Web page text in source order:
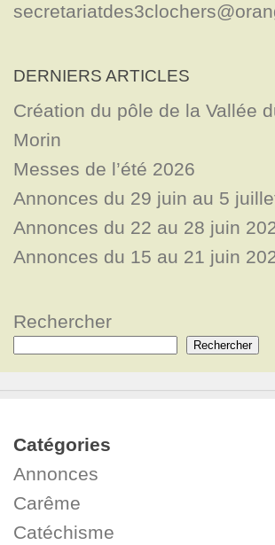
DERNIERS ARTICLES
Création du pôle de la Vallée
Morin
Messes de l’été 2026
Annonces du 29 juin au 5
Annonces du 22 au 28 juin
Annonces du 15 au 21 juin
Rechercher
Rechercher
Catégories
Annonces
Carême
Catéchisme